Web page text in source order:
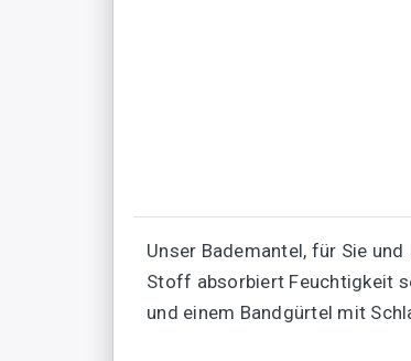
Unser Bademantel, für Sie
Stoff absorbiert Feuchtigkeit
und einem Bandgürtel mit